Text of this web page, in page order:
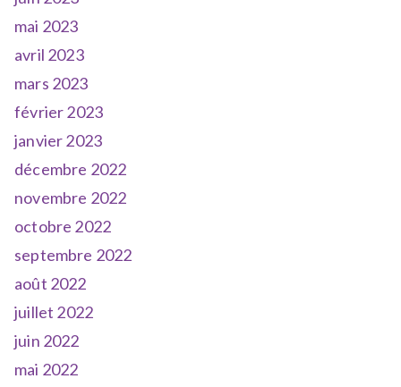
mai 2023
avril 2023
mars 2023
février 2023
janvier 2023
décembre 2022
novembre 2022
octobre 2022
septembre 2022
août 2022
juillet 2022
juin 2022
mai 2022